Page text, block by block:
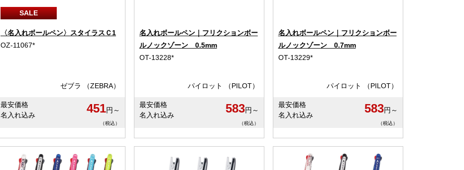
SALE
〈名入れボールペン〉スタイラスＣ1
OZ-11067*
ゼブラ （ZEBRA）
最安価格
名入れ込み
451円～
（税込）
名入れボールペン｜フリクションボー
ルノックゾーン 0.5mm
OT-13228*
パイロット （PILOT）
最安価格
名入れ込み
583円～
（税込）
名入れボールペン｜フリクションボー
ルノックゾーン 0.7mm
OT-13229*
パイロット （PILOT）
最安価格
名入れ込み
583円～
（税込）